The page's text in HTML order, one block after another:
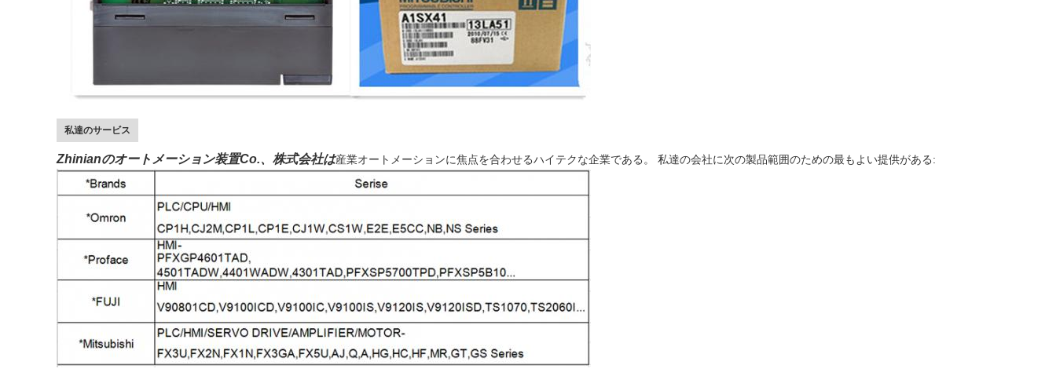
私達のサービス
Zhinianのオートメーション装置Co.、株式会社は産業オートメーションに焦点を合わせるハイテクな企業である。 私達の会社に次の製品範囲のための最もよい提供がある: